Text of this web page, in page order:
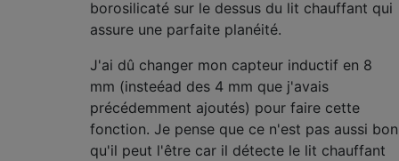
borosilicaté sur le dessus du lit chauffant qui
assure une parfaite planéité.
J'ai dû changer mon capteur inductif en 8
mm (insteéad des 4 mm que j'avais
précédemment ajoutés) pour faire cette
fonction. Je pense que ce n'est pas aussi bon
qu'il peut l'être car il détecte le lit chauffant